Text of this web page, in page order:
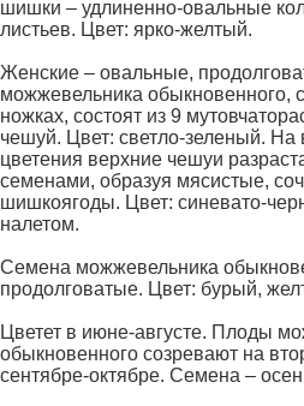
шишки – удлиненно-овальные
листьев. Цвет: ярко-желтый.
Женские – овальные,
можжевельника обыкновенного,
ножках, состоят из 9
чешуй. Цвет: светло-зеленый. На
цветения верхние чешуи
семенами, образуя мясистые,
шишкоягоды. Цвет: синевато-
налетом.
Семена можжевельника
продолговатые. Цвет: бурый,
Цветет в июне-августе. Плоды
обыкновенного созревают на
сентябре-октябре. Семена –